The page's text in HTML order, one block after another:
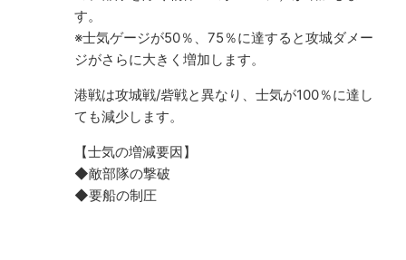
す。
※士気ゲージが50％、75％に達すると攻城ダメー
ジがさらに大きく増加します。
港戦は攻城戦/砦戦と異なり、士気が100％に達し
ても減少します。
【士気の増減要因】
◆敵部隊の撃破
◆要船の制圧